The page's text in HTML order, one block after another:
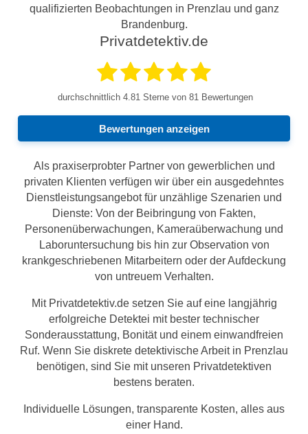
qualifizierten Beobachtungen in Prenzlau und ganz
Brandenburg.
Privatdetektiv.de
durchschnittlich 4.81 Sterne von 81 Bewertungen
Bewertungen anzeigen
Als praxiserprobter Partner von gewerblichen und
privaten Klienten verfügen wir über ein ausgedehntes
Dienstleistungsangebot für unzählige Szenarien und
Dienste: Von der Beibringung von Fakten,
Personenüberwachungen, Kameraüberwachung und
Laboruntersuchung bis hin zur Observation von
krankgeschriebenen Mitarbeitern oder der Aufdeckung
von untreuem Verhalten.
Mit Privatdetektiv.de setzen Sie auf eine langjährig
erfolgreiche Detektei mit bester technischer
Sonderausstattung, Bonität und einem einwandfreien
Ruf. Wenn Sie diskrete detektivische Arbeit in Prenzlau
benötigen, sind Sie mit unseren Privatdetektiven
bestens beraten.
Individuelle Lösungen, transparente Kosten, alles aus
einer Hand.